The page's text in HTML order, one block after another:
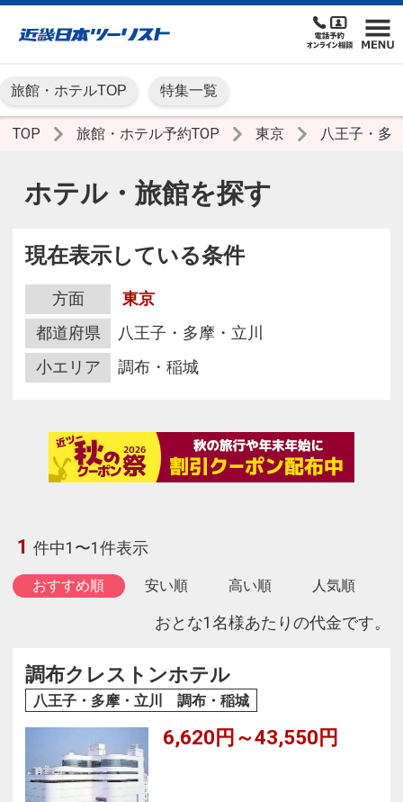
旅館・ホテルTOP 特集一覧
TOP 旅館・ホテル予約TOP 東京 八王子・多
ホテル・旅館を探す
現在表示している条件
方面
東京
都道府県
八王子・多摩・立川
小エリア
調布・稲城
1 件中1〜1件表示
おすすめ順 安い順 高い順 人気順
おとな1名様あたりの代金です。
調布クレストンホテル
八王子・多摩・立川 調布・稲城
6,620円～43,550円